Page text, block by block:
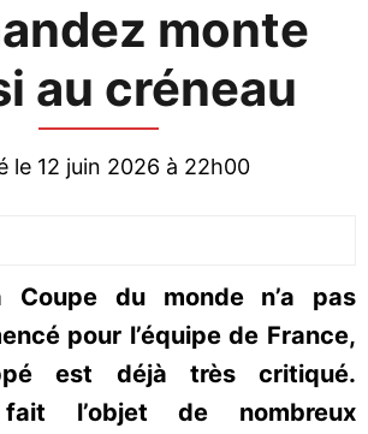
monte
au créneau
le 12 juin 2026 à 22h00
Coupe du monde n’a pas
pour l’équipe de France,
est déjà très critiqué.
fait l’objet de nombreux